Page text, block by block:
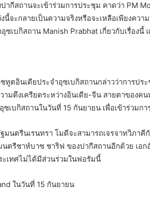
ากีสถานจะเข้าร่วมการประชุม คาดว่า PM
นี้จะกลายเป็นความจริงหรือจะเหลือเพียงคว
ซเบกิสถาน Manish Prabhat เกี่ยวกับเรื่องนี้
ทูตอินเดียประจำอุซเบกิสถานกล่าวว่าการป
ามตึงเครียดระหว่างอินเดีย-จีน สายตาของ
ซเบกิสถานในวันที่ 15 กันยายน เพื่อเข้าร่วมก
มนตรีนเรนทรา โมดีจะสามารถเจรจาทวิภา
ตรีชาห์บาซ ชาริฟ ของปากีสถานอีกด้วย เอ
ะเทศไม่ได้มีส่วนร่วมในฟอรัมนี้
ในวันที่ 15 กันยายน